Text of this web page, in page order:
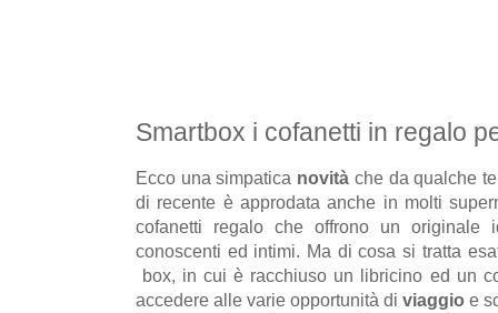
Smartbox i cofanetti in regalo
Ecco una simpatica novità che da qualche
di recente è approdata anche in molti
cofanetti regalo che offrono un originale
conoscenti ed intimi. Ma di cosa si tratta
box, in cui è racchiuso un libricino ed un
accedere alle varie opportunità di viaggio e